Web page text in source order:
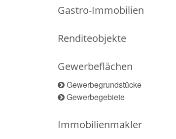
Gastro-Immobilien
Renditeobjekte
Gewerbeflächen
Gewerbegrundstücke
Gewerbegebiete
Immobilienmakler